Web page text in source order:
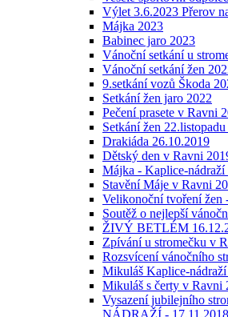
Výlet 3.6.2023 Přerov
Májka 2023
Babinec jaro 2023
Vánoční setkání u
Vánoční setkání žen
9.setkání vozů Škoda
Setkání žen jaro 2022
Pečení prasete v Ravni
Setkání žen
Drakiáda 26.10.2019
Dětský den v Ravni
Májka - Kaplice-nádraží
Stavění Máje v Ravni
Velikonoční tvoření žen
Soutěž o nejlepší
ŽIVÝ BETLÉM
Zpívání u stromečku v
Rozsvícení vánočního
Mikuláš Kaplice-
Mikuláš s čerty v Ravni
Vysazení jubilejního
NÁDRAŽÍ - 17.11.2018